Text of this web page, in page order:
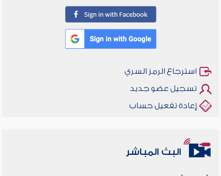
استرجاع الرمز السري
تسجيل عضو جديد
إعادة تفعيل حساب
البث المباشر